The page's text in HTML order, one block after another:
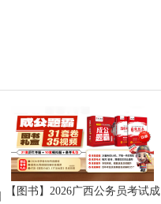
【图书】2026广西公务员考试成